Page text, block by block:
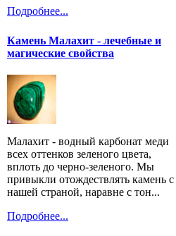
Подробнее...
Камень Малахит - лечебные и
магические свойства
Малахит - водный карбонат меди
всех оттенков зеленого цвета,
вплоть до черно-зеленого. Мы
привыкли отождествлять камень с
нашей страной, наравне с тон...
Подробнее...